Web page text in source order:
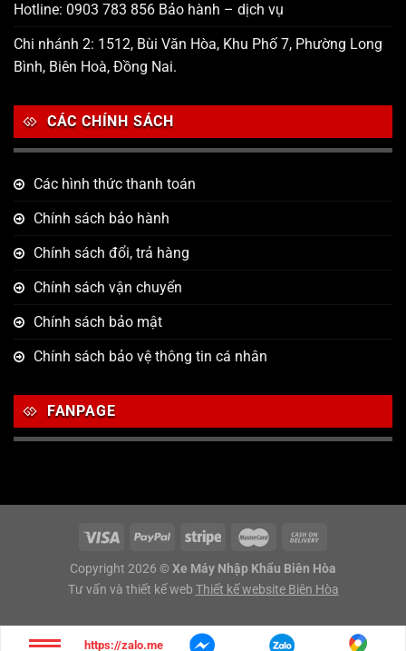
Hotline: 0903 783 856 Bảo hành – dịch vụ
Chi nhánh 2: 1512, Bùi Văn Hòa, Khu Phố 7, Phường Long
Bình, Biên Hoà, Đồng Nai.
CÁC CHÍNH SÁCH
Các hình thức thanh toán
Chính sách bảo hành
Chính sách đổi, trả hàng
Chính sách vận chuyển
Chính sách bảo mật
Chính sách bảo vệ thông tin cá nhân
FANPAGE
Copyright 2026 © Xe Máy Nhập Khẩu Biên Hòa
Tư vấn và thiết kế web Thiết kế website Biên Hòa
https://zalo.me/g/sjwsco848